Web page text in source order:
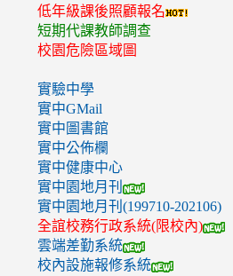
低年級課後照顧報名
短期代課教師調查
校園危險區域圖
實驗中學
實中GMail
實中圖書館
實中公佈欄
實中健康中心
實中園地月刊
實中園地月刊(199710-202106)
全誼校務行政系統(限校內)
雲端差勤系統
校內設施報修系統